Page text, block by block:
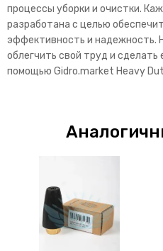
процессы уборки и очистки.
разработана с целью
эффективность и надежность.
облегчить свой труд и
помощью Gidro.market Heavy